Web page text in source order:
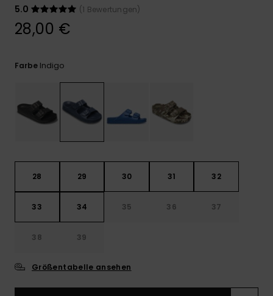
die häufigsten
Fragen sowie
5.0
(1 Bewertungen)
28,00 €
Farbe Indigo
28 29 30 31 32
33 34 35 36 37
38 39
Größentabelle ansehen